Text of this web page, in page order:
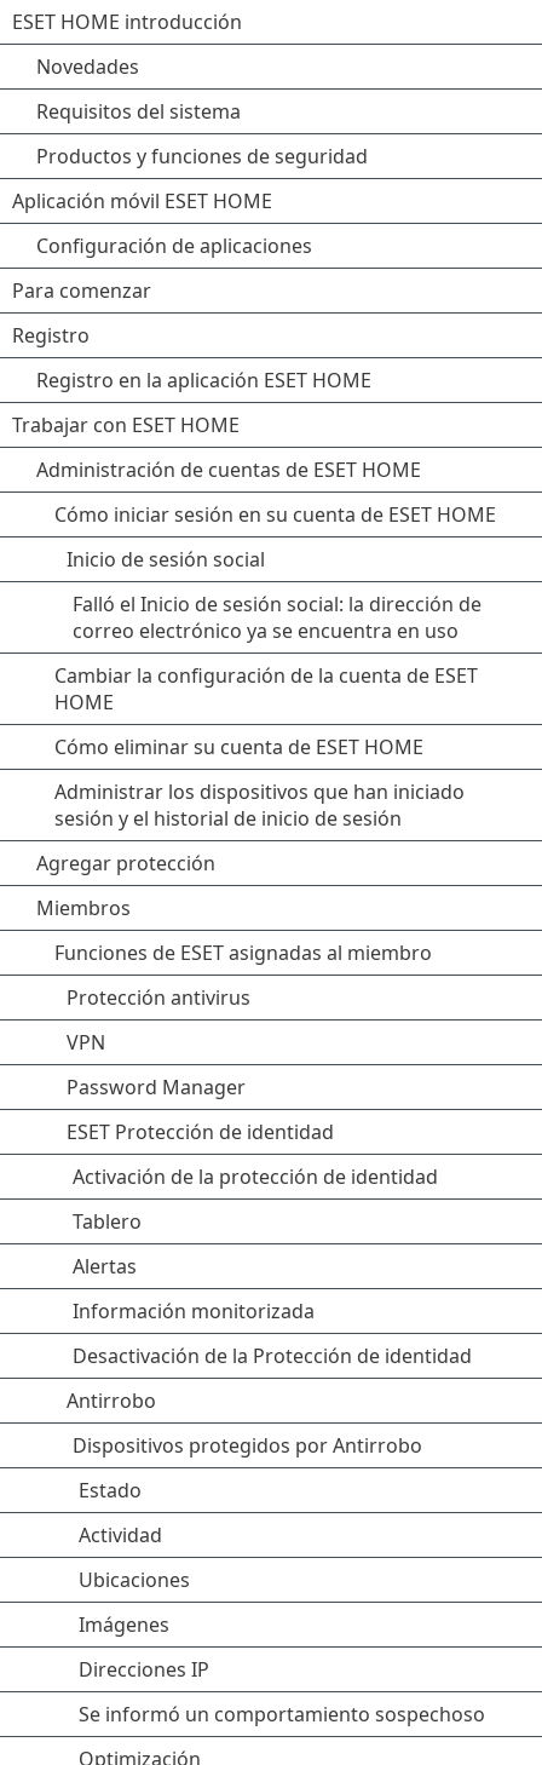
ESET HOME introducción
Novedades
Requisitos del sistema
Productos y funciones de seguridad
Aplicación móvil ESET HOME
Configuración de aplicaciones
Para comenzar
Registro
Registro en la aplicación ESET HOME
Trabajar con ESET HOME
Administración de cuentas de ESET HOME
Cómo iniciar sesión en su cuenta de ESET HOME
Inicio de sesión social
Falló el Inicio de sesión social: la dirección de
correo electrónico ya se encuentra en uso
Cambiar la configuración de la cuenta de ESET
HOME
Cómo eliminar su cuenta de ESET HOME
Administrar los dispositivos que han iniciado
sesión y el historial de inicio de sesión
Agregar protección
Miembros
Funciones de ESET asignadas al miembro
Protección antivirus
VPN
Password Manager
ESET Protección de identidad
Activación de la protección de identidad
Tablero
Alertas
Información monitorizada
Desactivación de la Protección de identidad
Antirrobo
Dispositivos protegidos por Antirrobo
Estado
Actividad
Ubicaciones
Imágenes
Direcciones IP
Se informó un comportamiento sospechoso
Optimización